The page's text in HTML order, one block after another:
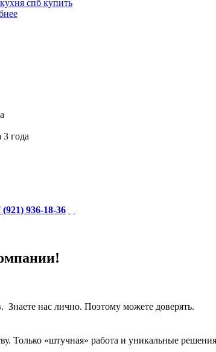
3 года
(921) 936-18-36
Знаете нас лично. Поэтому можете доверять.
Только «штучная» работа и уникальные